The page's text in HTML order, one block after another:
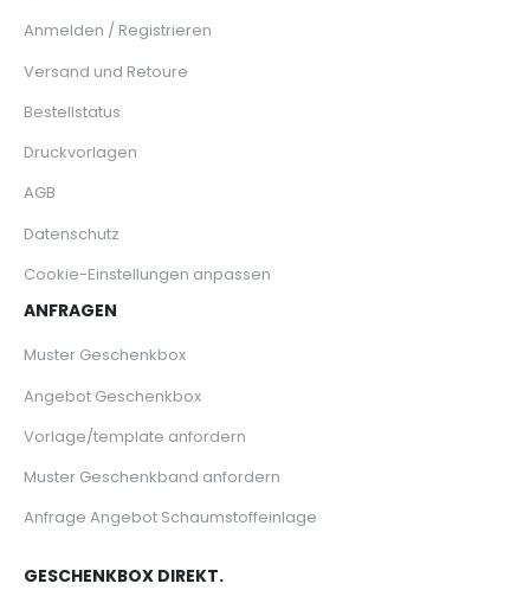
Anmelden / Registrieren
Versand und Retoure
Bestellstatus
Druckvorlagen
AGB
Datenschutz
Cookie-Einstellungen anpassen
ANFRAGEN
Muster Geschenkbox
Angebot Geschenkbox
Vorlage/template anfordern
Muster Geschenkband anfordern
Anfrage Angebot Schaumstoffeinlage
GESCHENKBOX DIREKT.